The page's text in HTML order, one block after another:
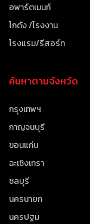
อพาร์ตเมนท์
โกดัง /โรงงาน
โรงแรม/รีสอร์ท
ค้นหาตามจังหวัด
กรุงเทพฯ
กาญจนบุรี
ขอนแก่น
ฉะเชิงเทรา
ชลบุรี
นครนายก
นครปฐม